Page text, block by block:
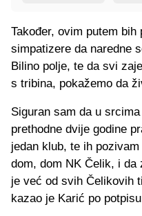
Također, ovim putem
simpatizere da naredne
Bilino polje, te da svi
s tribina, pokažemo da
Siguran sam da u
prethodne dvije godine
jedan klub, te ih
dom, dom NK Čelik, i da
je već od svih Čelikovih
kazao je Karić po